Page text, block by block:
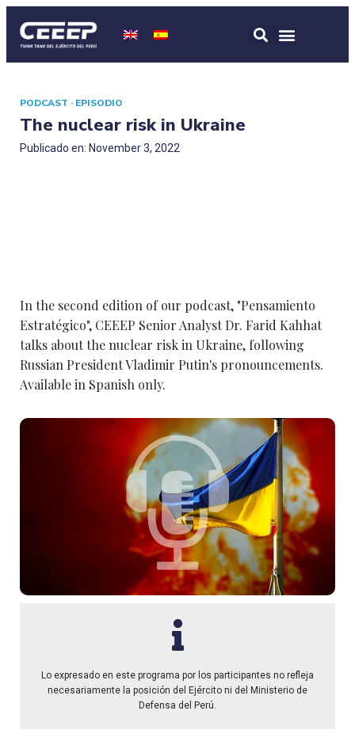
PODCAST · EPISODIO
The nuclear risk in Ukraine
Publicado en: November 3, 2022
In the second edition of our podcast, "Pensamiento
Estratégico", CEEEP Senior Analyst Dr. Farid Kahhat
talks about the nuclear risk in Ukraine, following
Russian President Vladimir Putin's pronouncements.
Available in Spanish only.
Lo expresado en este programa por los participantes no refleja
necesariamente la posición del Ejército ni del Ministerio de
Defensa del Perú.